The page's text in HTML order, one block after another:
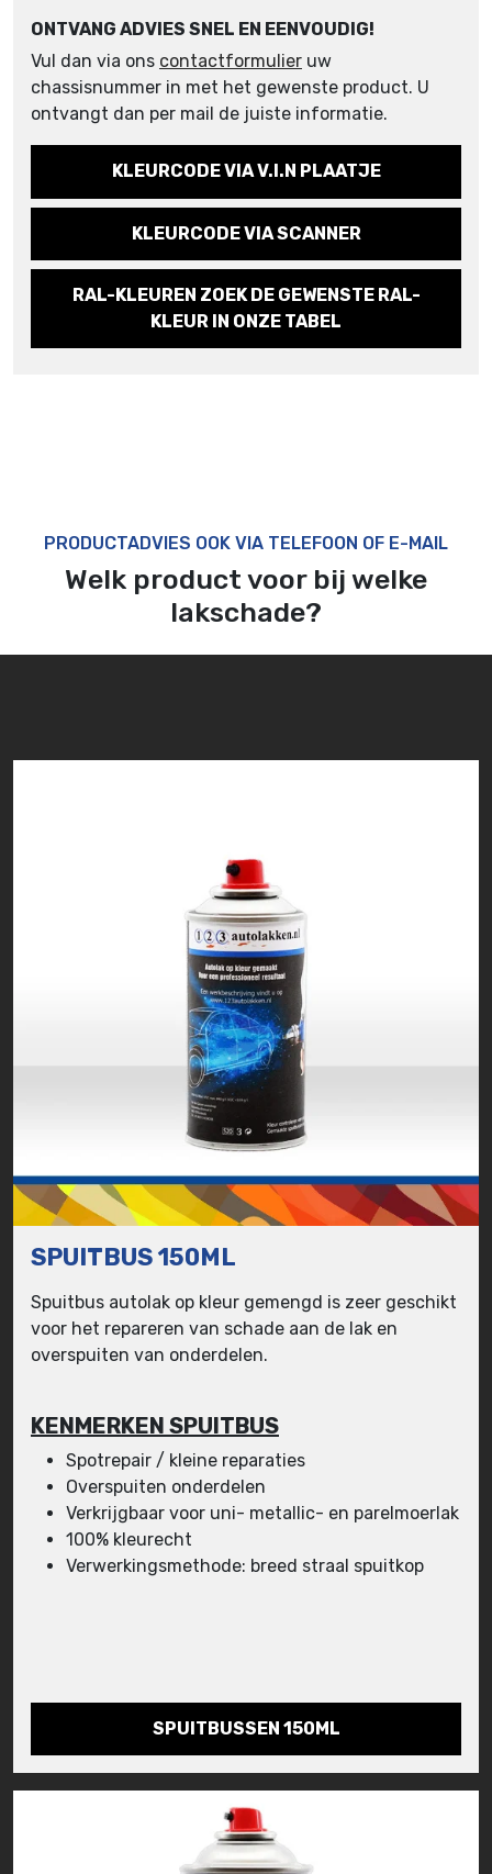
ONTVANG ADVIES SNEL EN EENVOUDIG!
Vul dan via ons contactformulier uw
chassisnummer in met het gewenste product. U
ontvangt dan per mail de juiste informatie.
KLEURCODE VIA V.I.N PLAATJE
KLEURCODE VIA SCANNER
RAL-KLEUREN ZOEK DE GEWENSTE RAL-
KLEUR IN ONZE TABEL
PRODUCTADVIES OOK VIA TELEFOON OF E-MAIL
Welk product voor bij welke
lakschade?
SPUITBUS 150ML
Spuitbus autolak op kleur gemengd is zeer geschikt
voor het repareren van schade aan de lak en
overspuiten van onderdelen.
KENMERKEN SPUITBUS
Spotrepair / kleine reparaties
Overspuiten onderdelen
Verkrijgbaar voor uni- metallic- en parelmoerlak
100% kleurecht
Verwerkingsmethode: breed straal spuitkop
SPUITBUSSEN 150ML